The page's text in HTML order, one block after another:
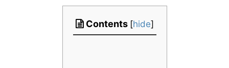
Contents [hide]